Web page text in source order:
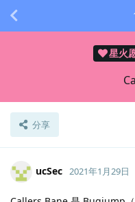
星火
分享
ucSec 2021年1月29日